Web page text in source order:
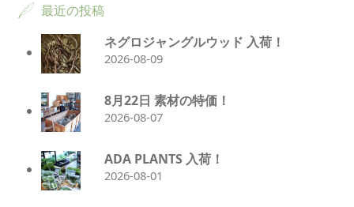
最近の投稿
ネグロジャングルウッド 入荷！
2026-08-09
8月22日 素材の特価！
2026-08-07
ADA PLANTS 入荷！
2026-08-01